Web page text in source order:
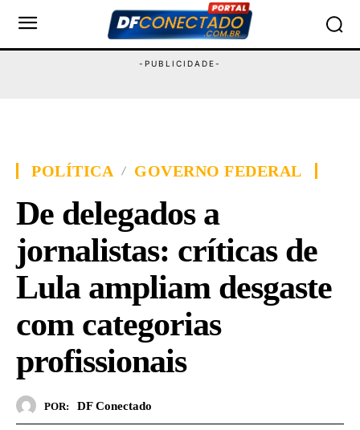
POLÍTICA GOVERNO FEDERAL
De delegados a
jornalistas: críticas de
Lula ampliam desgaste
com categorias
profissionais
POR: DF Conectado